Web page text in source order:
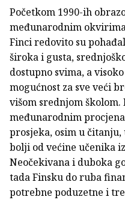
Početkom 1990-ih
međunarodnim
Finci redovito su
široka i gusta,
dostupno svima, a
mogućnost za sve veći
višom srednjom
međunarodnim
prosjeka, osim u
bolji od većine učenika
Neočekivana i duboka
tada Finsku do ruba
potrebne poduzetne i